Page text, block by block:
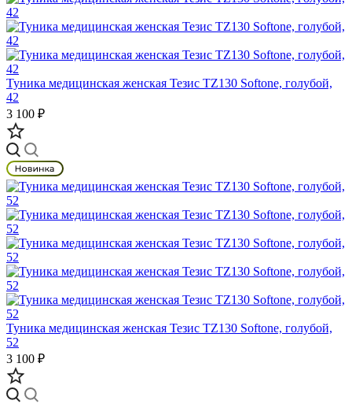
Туника медицинская женская Тезис TZ130 Softone, голубой,
42
3 100 ₽
Туника медицинская женская Тезис TZ130 Softone, голубой,
52
3 100 ₽